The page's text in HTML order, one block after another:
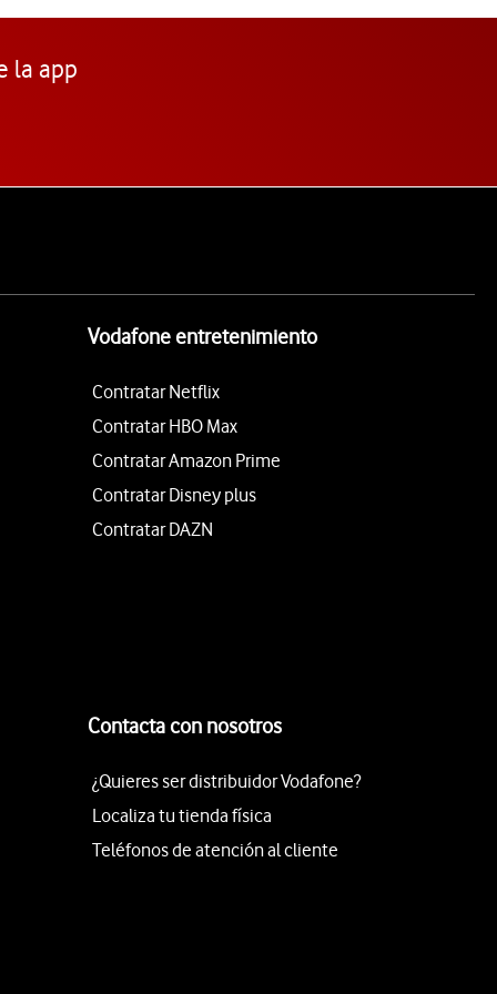
la app
Vodafone entretenimiento
Contratar Netflix
Contratar HBO Max
Contratar Amazon Prime
Contratar Disney plus
Contratar DAZN
Contacta con nosotros
¿Quieres ser distribuidor Vodafone?
Localiza tu tienda física
Teléfonos de atención al cliente